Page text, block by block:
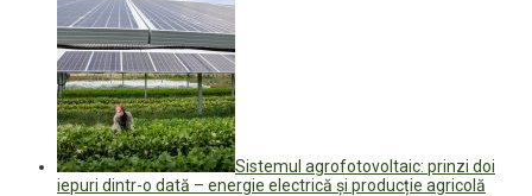
Sistemul agrofotovoltaic: prinzi doi
iepuri dintr-o dată – energie electrică și producție agricolă